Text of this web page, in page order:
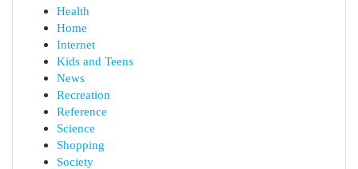
Health
Home
Internet
Kids and Teens
News
Recreation
Reference
Science
Shopping
Society